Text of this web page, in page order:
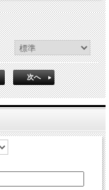
次へ